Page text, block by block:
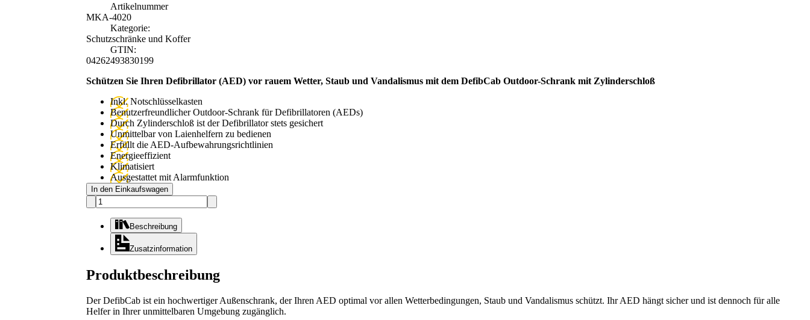
Artikelnummer
MKA-4020
Kategorie:
Schutzschränke und Koffer
GTIN:
04262493830199
Schützen Sie Ihren Defibrillator (AED) vor rauem Wetter, Staub und Vandalismus mit dem DefibCab Outdoor-Schrank mit Zylinderschloß
Inkl. Notschlüsselkasten
Benutzerfreundlicher Outdoor-Schrank für Defibrillatoren (AEDs)
Durch Zylinderschloß ist der Defibrillator stets gesichert
Unmittelbar von Laienhelfern zu bedienen
Erfüllt die AED-Aufbewahrungsrichtlinien
Energieeffizient
Klimatisiert
Ausgestattet mit Alarmfunktion
In den Einkaufswagen
Beschreibung
Zusatzinformation
Produktbeschreibung
Der DefibCab ist ein hochwertiger Außenschrank, der Ihren AED optimal vor allen Wetterbedingungen, Staub und Vandalismus schützt. Ihr AED hängt sicher und ist dennoch für alle
Helfer in Ihrer unmittelbaren Umgebung zugänglich.